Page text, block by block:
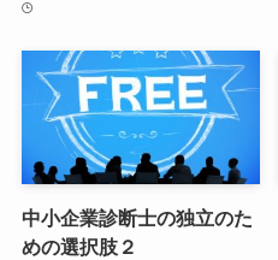
中小企業診断士の独立のた
めの選択肢２